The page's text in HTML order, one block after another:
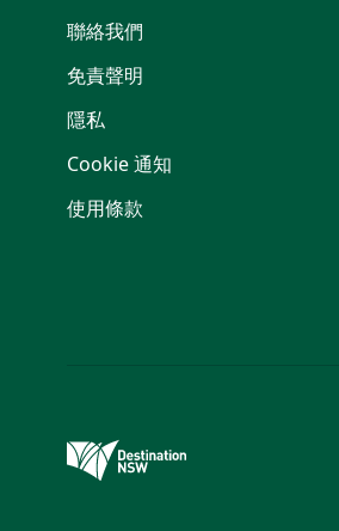
聯絡我們
免責聲明
隱私
Cookie 通知
使用條款